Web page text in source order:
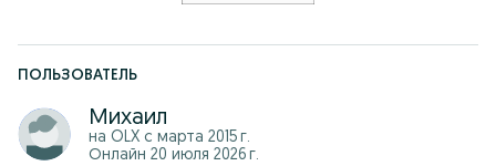
ПОЛЬЗОВАТЕЛЬ
Михаил
на OLX с марта 2015 г.
Онлайн 20 июля 2026 г.